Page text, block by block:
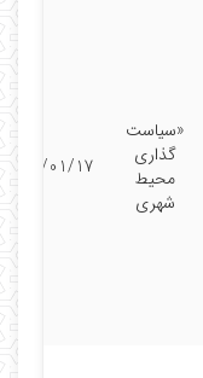
«سیاست
گذاری
محیط
شهری
1401/01/17